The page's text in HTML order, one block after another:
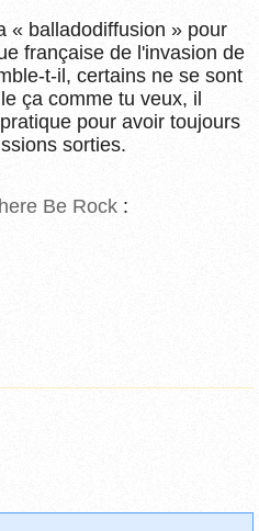
« balladodiffusion » pour
française de l'invasion de
t-il, certains ne se sont
ça comme tu veux, il
pour avoir toujours
sorties.
Be Rock :